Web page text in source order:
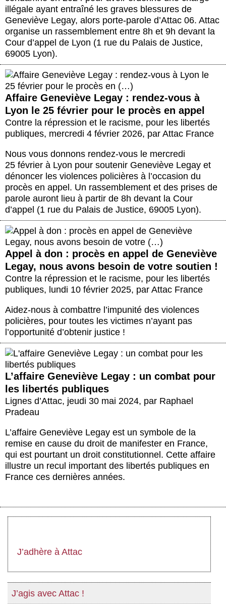
illégale ayant entraîné les graves blessures de
Geneviève Legay, alors porte-parole d’Attac 06. Attac
organise un rassemblement entre 8h et 9h devant la
Cour d’appel de Lyon (1 rue du Palais de Justice,
69005 Lyon).
Affaire Geneviève Legay : rendez-vous à
Lyon le 25 février pour le procès en appel
Contre la répression et le racisme, pour les libertés
publiques, mercredi 4 février 2026, par Attac France
Nous vous donnons rendez-vous le mercredi
25 février à Lyon pour soutenir Geneviève Legay et
dénoncer les violences policières à l’occasion du
procès en appel. Un rassemblement et des prises de
parole auront lieu à partir de 8h devant la Cour
d’appel (1 rue du Palais de Justice, 69005 Lyon).
Appel à don : procès en appel de Geneviève
Legay, nous avons besoin de votre soutien !
Contre la répression et le racisme, pour les libertés
publiques, lundi 10 février 2025, par Attac France
Aidez-nous à combattre l’impunité des violences
policières, pour toutes les victimes n’ayant pas
l’opportunité d’obtenir justice !
L’affaire Geneviève Legay : un combat pour
les libertés publiques
Lignes d’Attac, jeudi 30 mai 2024, par Raphael
Pradeau
L’affaire Geneviève Legay est un symbole de la
remise en cause du droit de manifester en France,
qui est pourtant un droit constitutionnel. Cette affaire
illustre un recul important des libertés publiques en
France ces dernières années.
J’adhère à Attac
J’agis avec Attac !